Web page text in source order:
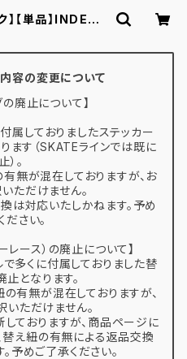
】【単品】INDEPE
ィアゴ・レ
ド スケボー | スケ
容の変更について
の廃止について】
属しておりましたステッカー
ます（SKATEラインでは既に
）。
無が混在しておりますが、お
ただけません。
は対応いたしかねます。予め
ださい。
レース）の廃止について】
多くに付属しておりました替
止となります。
有無が混在しておりますが、
いただけません。
ておりますが、商品ページに
え紐の有無による返品交換
予めご了承ください。